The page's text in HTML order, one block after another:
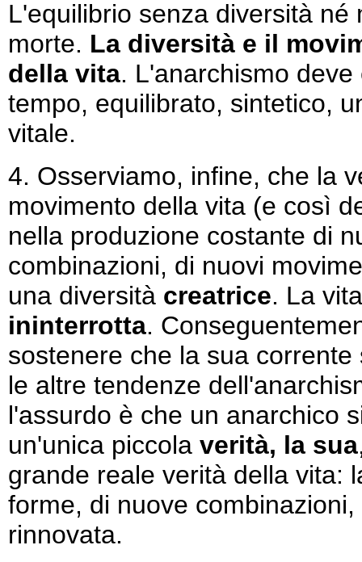
L'equilibrio senza diversità
morte. La diversità e il
della vita. L'anarchismo
tempo, equilibrato, sintetico,
vitale.
4. Osserviamo, infine, che la
movimento della vita (e così
nella produzione costante di
combinazioni, di nuovi
una diversità creatrice. La
ininterrotta.
sostenere che la sua
le altre tendenze
l'assurdo è che un anarchico
un'unica piccola verità, la sua
grande reale verità della vita:
forme, di nuove
rinnovata.